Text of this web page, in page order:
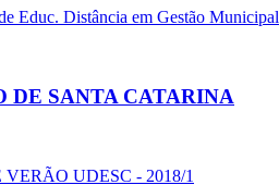
Educ. Distância em Gestão Municipal
DE SANTA CATARINA
UDESC - 2018/1